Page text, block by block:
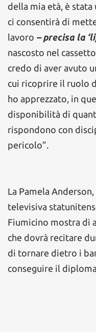
della mia età, è
ci consentirà di
lavoro – precisa la
nascosto nel
credo di aver avuto
cui ricoprire il ruolo
ho apprezzato, in
disponibilità di
rispondono con
pericolo”.
La Pamela
televisiva
Fiumicino mostra di
che dovrà recitare
di tornare dietro i
conseguire il